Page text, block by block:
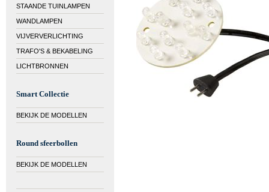
STAANDE TUINLAMPEN
WANDLAMPEN
VIJVERVERLICHTING
TRAFO'S & BEKABELING
LICHTBRONNEN
Smart Collectie
BEKIJK DE MODELLEN
Round sfeerbollen
BEKIJK DE MODELLEN